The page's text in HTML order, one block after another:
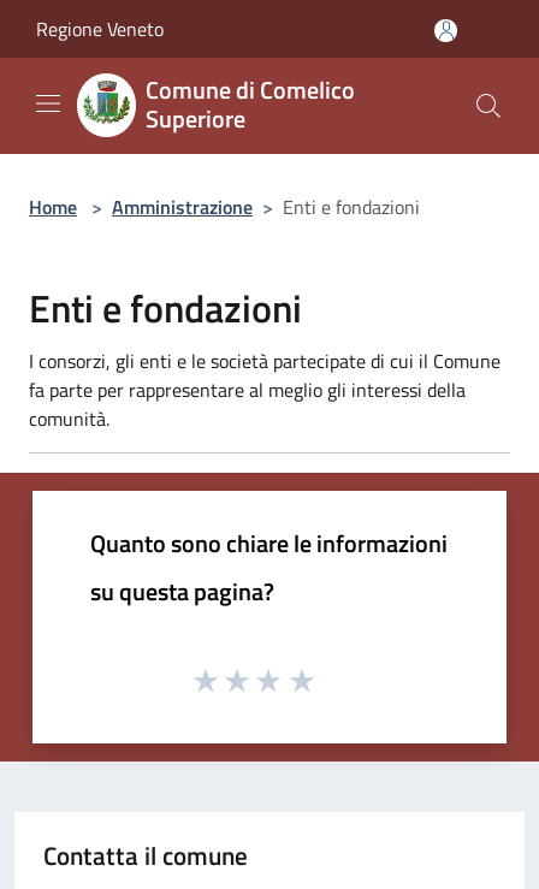
Regione Veneto
Comune di Comelico
Superiore
Home > Amministrazione > Enti e fondazioni
Enti e fondazioni
I consorzi, gli enti e le società partecipate di cui il Comune
fa parte per rappresentare al meglio gli interessi della
comunità.
Quanto sono chiare le informazioni
su questa pagina?
Contatta il comune